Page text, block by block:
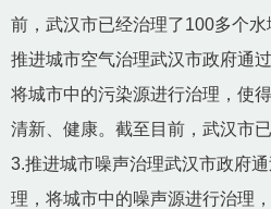
前，武汉市已经治理了100多个水
推进城市空气治理武汉市政府通
将城市中的污染源进行治理，使
清新、健康。截至目前，武汉市
3.推进城市噪声治理武汉市政府
理，将城市中的噪声源进行治理